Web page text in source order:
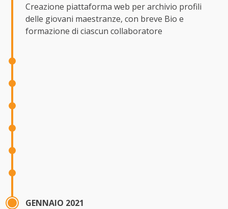
Creazione piattaforma web per archivio profili
delle giovani maestranze, con breve Bio e
formazione di ciascun collaboratore
GENNAIO 2021